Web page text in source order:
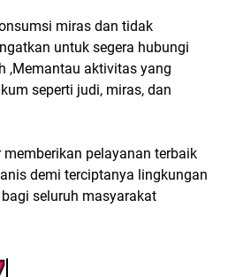
miras dan tidak
untuk segera hubungi
,Memantau aktivitas yang
seperti judi, miras, dan
pelayanan terbaik
demi terciptanya lingkungan
seluruh masyarakat